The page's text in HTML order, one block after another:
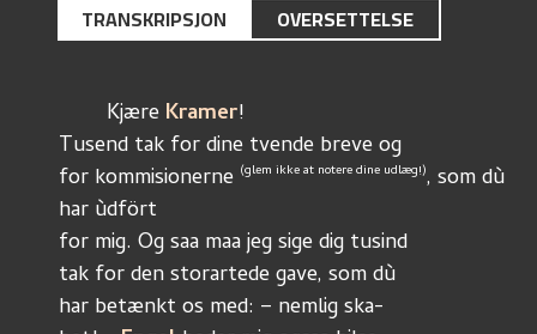
TRANSKRIPSJON OVERSETTELSE
	Kjære
Kramer!
Tusend tak for dine tvende breve og
for kommisionerne (glem ikke at notere dine udlæg!), som dù
har ùdfört
for mig. Og saa maa jeg sige dig tusind
tak for den storartede gave, som dù
har betænkt os med: – nemlig ska-